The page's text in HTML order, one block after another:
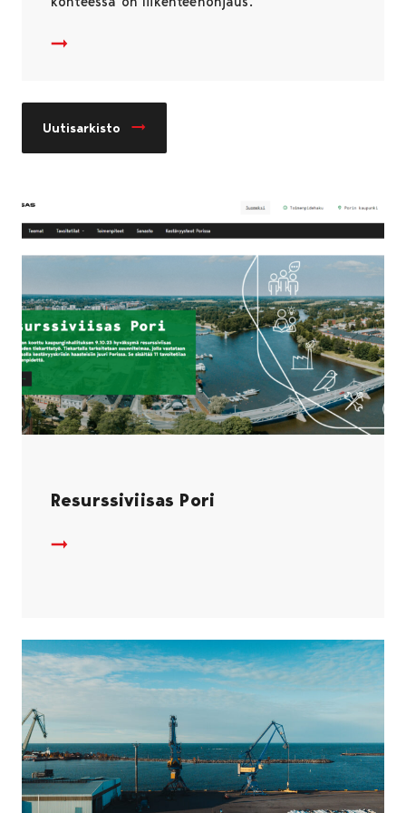
Katujen uudelleenpäällystyksiä jatketaan tällä viikolla
Uutisarkisto
Resurssiviisas Pori
Resurssiviisas Pori